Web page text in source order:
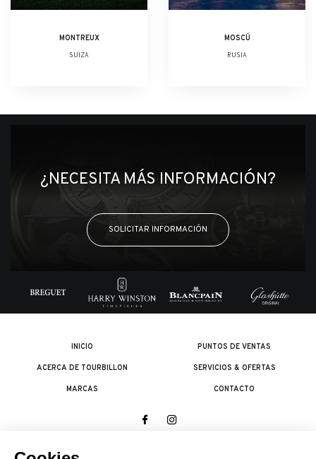
MONTREUX
SUIZA
MOSCÚ
RUSIA
¿NECESITA MÁS INFORMACIÓN?
SOLICITAR INFORMACIÓN
INICIO
ACERCA DE TOURBILLON
MARCAS
PUNTOS DE VENTAS
SERVICIOS & OFERTAS
CONTACTO